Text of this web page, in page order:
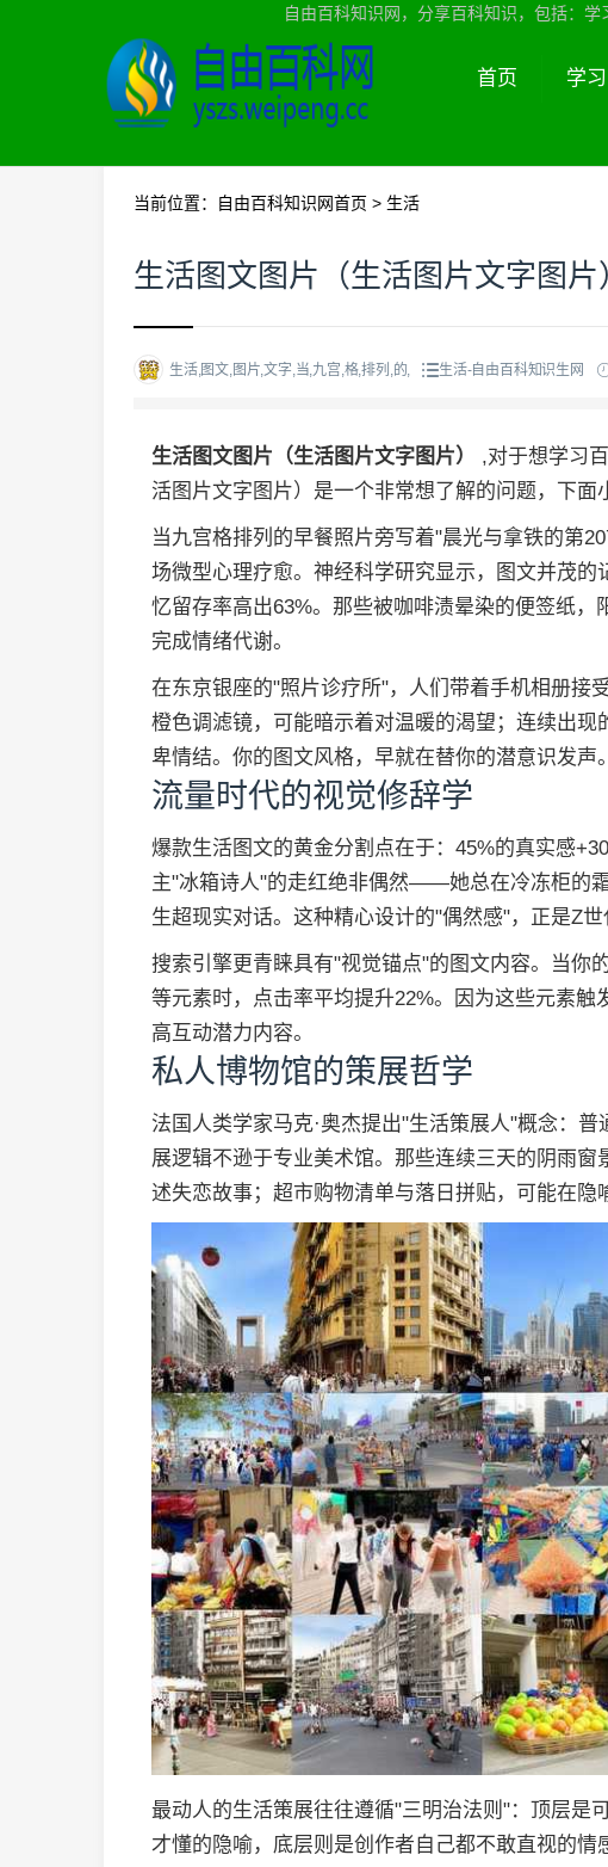
自由百科知识网，分享百科知识，包括：
首页 学习
当前位置： 自由百科知识网首页 > 生活
生活图文图片（生活图片文字图片
生活,图文,图片,文字,当,九宫,格,排列,的, 生活-自由百科知识生网
生活图文图片（生活图片文字图片） ,对于想学习
活图片文字图片）是一个非常想了解的问题，下面
当九宫格排列的早餐照片旁写着"晨光与拿铁的第
场微型心理疗愈。神经科学研究显示，图文并茂
忆留存率高出63%。那些被咖啡渍晕染的便签纸
完成情绪代谢。
在东京银座的"照片诊疗所"，人们带着手机相册接
橙色调滤镜，可能暗示着对温暖的渴望；连续出
卑情结。你的图文风格，早就在替你的潜意识发声。
流量时代的视觉修辞学
爆款生活图文的黄金分割点在于：45%的真实感
主"冰箱诗人"的走红绝非偶然——她总在冷冻柜的
生超现实对话。这种精心设计的"偶然感"，正是Z世
搜索引擎更青睐具有"视觉锚点"的图文内容。当你
等元素时，点击率平均提升22%。因为这些元素
高互动潜力内容。
私人博物馆的策展哲学
法国人类学家马克·奥杰提出"生活策展人"概念：
展逻辑不逊于专业美术馆。那些连续三天的阴雨
述失恋故事；超市购物清单与落日拼贴，可能在隐
最动人的生活策展往往遵循"三明治法则"：顶层是
才懂的隐喻，底层则是创作者自己都不敢直视的